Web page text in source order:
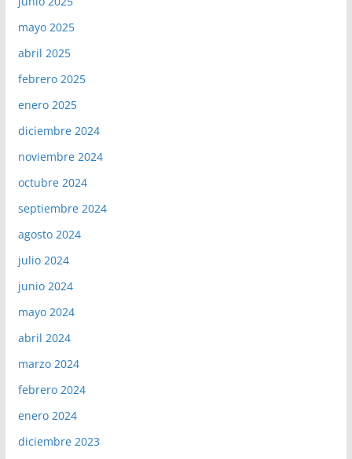
mayo 2025
abril 2025
febrero 2025
enero 2025
diciembre 2024
noviembre 2024
octubre 2024
septiembre 2024
agosto 2024
julio 2024
junio 2024
mayo 2024
abril 2024
marzo 2024
febrero 2024
enero 2024
diciembre 2023